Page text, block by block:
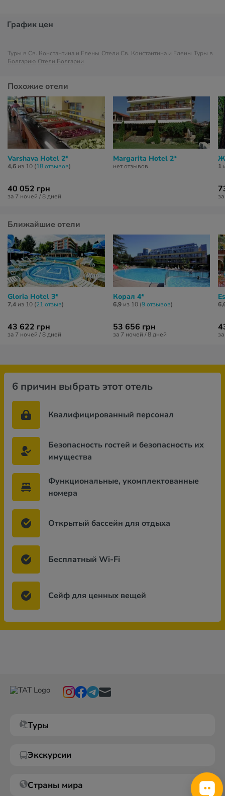
График цен
Туры в Св. Константина и Елены Отели Св. Константина и Елены Туры в
Болгарию Отели Болгарии
Похожие отели
Varshava Hotel 2*
4,6 из 10 (18 отзывов)
40 052 грн
за 7 ночей / 8 дней
Margarita Hotel 2*
нет отзывов 1
Ближайшие отели
Gloria Hotel 3*
7,4 из 10 (21 отзыв)
43 622 грн
за 7 ночей / 8 дней
Корал 4*
6,9из 10 (9 отзывов)
53 656 грн
за 7 ночей / 8 дней
6 причин выбрать этот отель
Квалифицированный персонал
Безопасность гостей и безопасность их
имущества
Функциональные, укомплектованные
номера
Открытый бассейн для отдыха
Бесплатный Wi-Fi
Сейф для ценных вещей
Туры
Экскурсии
Страны мира